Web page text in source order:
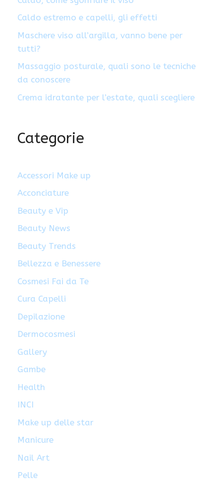
Caldo estremo e capelli, gli effetti
Maschere viso all’argilla, vanno bene per
tutti?
Massaggio posturale, quali sono le tecniche
da conoscere
Crema idratante per l’estate, quali scegliere
Categorie
Accessori Make up
Acconciature
Beauty e Vip
Beauty News
Beauty Trends
Bellezza e Benessere
Cosmesi Fai da Te
Cura Capelli
Depilazione
Dermocosmesi
Gallery
Gambe
Health
INCI
Make up delle star
Manicure
Nail Art
Pelle